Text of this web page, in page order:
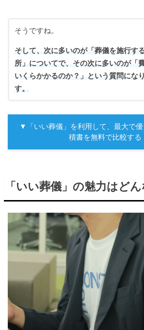
そうですね。
そして、次に多いのが「葬儀を施行す
所」についてで、その次に多いのが「
いくらかかるのか？」という質問にな
す。
▼「いい葬儀」を利用して、最大で
積書を無料で比較する
「いい葬儀」の魅力はど